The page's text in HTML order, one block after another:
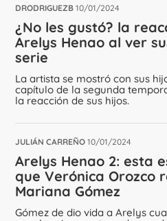
DRODRIGUEZB 10/01/2024
¿No les gustó? la
Arelys Henao al ver
serie
La artista se mostró con sus
capítulo de la segunda
la reacción de sus hijos.
JULIÁN CARREÑO 10/01/2024
Arelys Henao 2: esta
que Verónica Orozco
Mariana Gómez
Gómez de dio vida a Arelys